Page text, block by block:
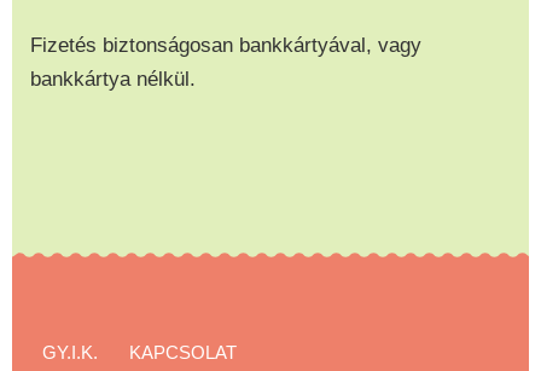
Fizetés biztonságosan bankkártyával, vagy
bankkártya nélkül.
GY.I.K. KAPCSOLAT